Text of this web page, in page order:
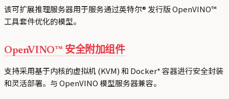
该可扩展推理服务器用于服务通过英特尔® 发行版 OpenVINO™
工具套件优化的模型。
OpenVINO™ 安全附加组件
支持采用基于内核的虚拟机 (KVM) 和 Docker* 容器进行安全封装
和灵活部署。与 OpenVINO 模型服务器兼容。